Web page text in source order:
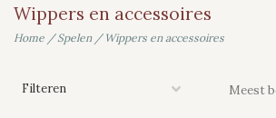
Wippers en accessoires
Home /Spelen/ Wippers en accessoires
Filteren